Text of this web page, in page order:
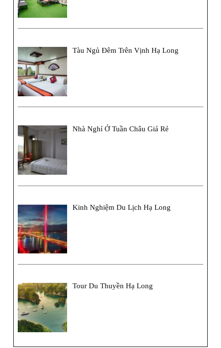
Tàu Ngủ Đêm Trên Vịnh Hạ Long
Nhà Nghỉ Ở Tuần Châu Giá Rẻ
Kinh Nghiệm Du Lịch Hạ Long
Tour Du Thuyền Hạ Long